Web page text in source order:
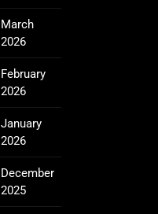
March
2026
February
2026
January
2026
December
2025